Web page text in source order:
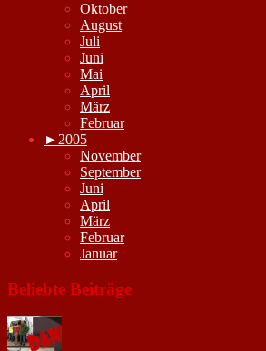
Oktober
August
Juli
Juni
Mai
April
März
Februar
► 2005
November
September
Juni
April
März
Februar
Januar
Beliebte Beiträge